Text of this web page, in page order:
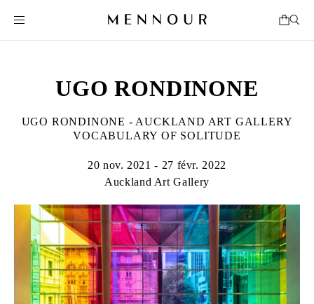
UGO RONDINONE
UGO RONDINONE - AUCKLAND ART GALLERY
VOCABULARY OF SOLITUDE
20 nov. 2021 - 27 févr. 2022
Auckland Art Gallery